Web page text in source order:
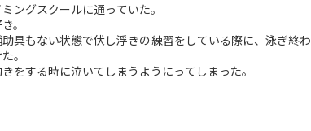
ングスクールに通っていた。
。
具もない状態で伏し浮きの練習をしている際に、泳ぎ終
。
をする時に泣いてしまうようにってしまった。